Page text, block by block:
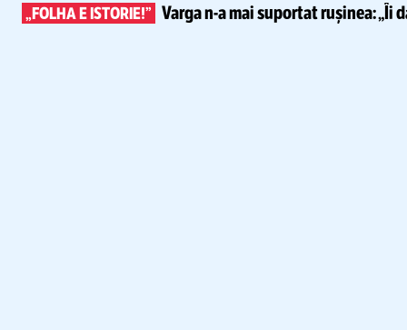
„FOLHA E ISTORIE!” Vargan-amai suportat rușinea:„Îi